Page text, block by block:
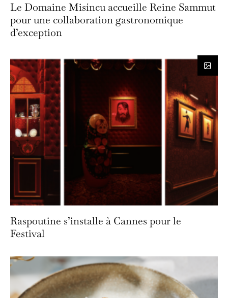
Le Domaine Misíncu accueille Reine Sammut
pour une collaboration gastronomique
d’exception
Raspoutine s’installe à Cannes pour le
Festival